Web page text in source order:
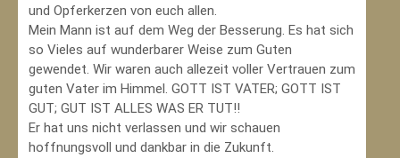
und Opferkerzen von euch allen.
Mein Mann ist auf dem Weg der Besserung. Es hat sich
so Vieles auf wunderbarer Weise zum Guten
gewendet. Wir waren auch allezeit voller Vertrauen zum
guten Vater im Himmel. GOTT IST VATER; GOTT IST
GUT; GUT IST ALLES WAS ER TUT!!
Er hat uns nicht verlassen und wir schauen
hoffnungsvoll und dankbar in die Zukunft.